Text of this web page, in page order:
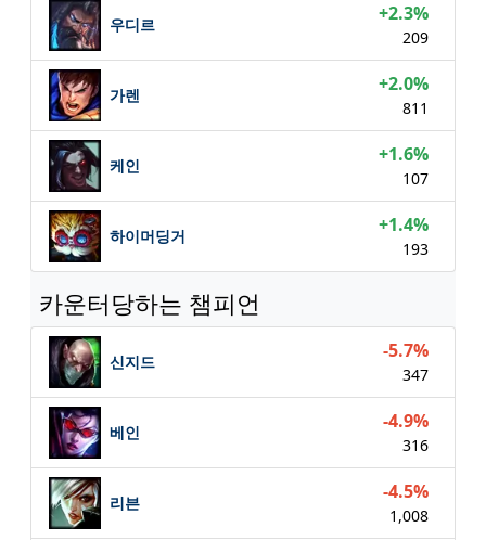
우디르 +2.3%
209
가렌 +2.0%
811
케인 +1.6%
107
하이머딩거 +1.4%
193
카운터당하는 챔피언
신지드 -5.7%
347
베인 -4.9%
316
리븐 -4.5%
1,008